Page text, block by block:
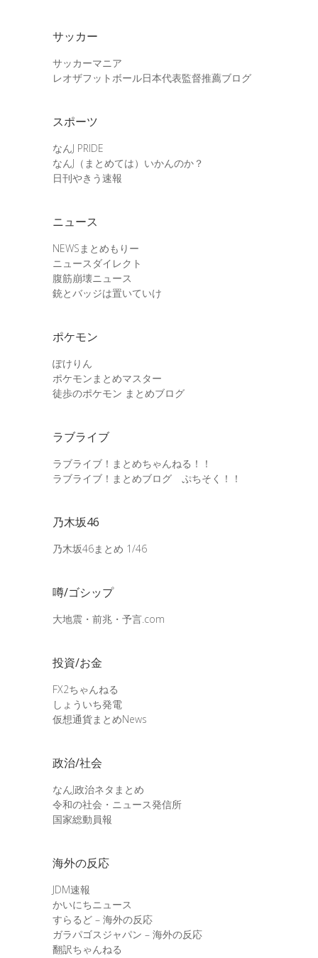
サッカー
サッカーマニア
レオザフットボール日本代表監督推薦ブログ
スポーツ
なんJ PRIDE
なんJ（まとめては）いかんのか？
日刊やきう速報
ニュース
NEWSまとめもりー
ニュースダイレクト
腹筋崩壊ニュース
銃とバッジは置いていけ
ポケモン
ぽけりん
ポケモンまとめマスター
徒歩のポケモン まとめブログ
ラブライブ
ラブライブ！まとめちゃんねる！！
ラブライブ！まとめブログ ぷちそく！！
乃木坂46
乃木坂46まとめ 1/46
噂/ゴシップ
大地震・前兆・予言.com
投資/お金
FX2ちゃんねる
しょういち発電
仮想通貨まとめNews
政治/社会
なんJ政治ネタまとめ
令和の社会・ニュース発信所
国家総動員報
海外の反応
JDM速報
かいにちニュース
すらるど – 海外の反応
ガラパゴスジャパン – 海外の反応
翻訳ちゃんねる